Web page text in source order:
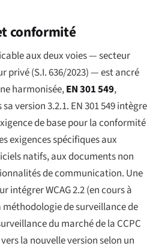
conformité
aux deux voies — secteur
privé (S.I. 636/2023) — est ancré
harmonisée,EN 301 549,
version 3.2.1. EN 301 549 intègre
de base pour la conformité
exigences spécifiques aux
natifs, aux documents non
de communication. Une
intégrer WCAG 2.2 (en cours à
méthodologie de surveillance de
du marché de la CCPC
la nouvelle version selon un